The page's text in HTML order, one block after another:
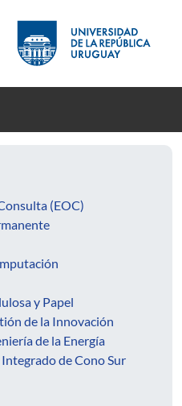
(EOC)
y Papel
de la Innovación
de la Energía
de Cono Sur